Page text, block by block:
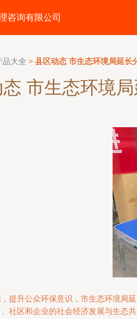
咨询有限公司
品大全 > 县区动态 市生态环境局延长
市生态环境
提升公众环保意识，市生态环境局
社区和企业的社会经济发展与生态